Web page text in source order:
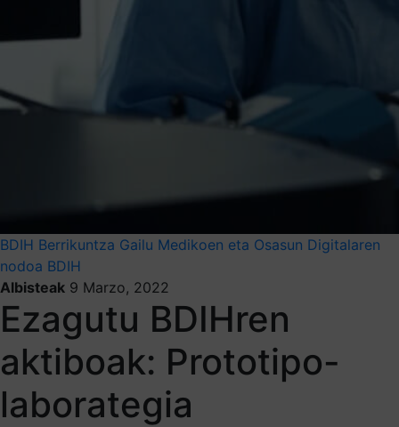
BDIH Berrikuntza Gailu Medikoen eta Osasun Digitalaren
nodoa BDIH
Albisteak 9 Marzo, 2022
Ezagutu BDIHren
aktiboak: Prototipo-
laborategia